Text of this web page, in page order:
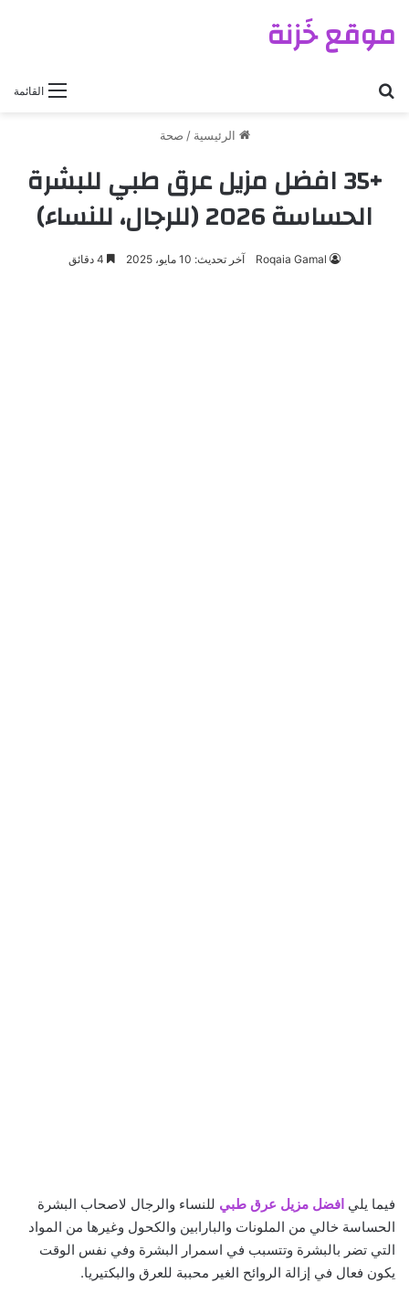
القائمة
موقع خَزنة
الرئيسية / صحة
+35 افضل مزيل عرق طبي للبشرة
الحساسة 2026 (للرجال، للنساء)
Roqaia Gamal آخر تحديث: 10 مايو، 2025
فيما يلي افضل مزيل عرق طبي للنساء والرجال لاصحاب البشرة
الحساسة خالي من الملونات والبارابين والكحول وغيرها من المواد
التي تضر بالبشرة وتتسبب في اسمرار البشرة وفي نفس الوقت
يكون فعال في إزالة الروائح الغير محببة للعرق والبكتيريا.